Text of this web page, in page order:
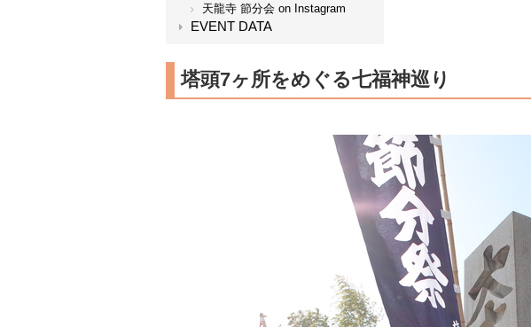
天龍寺 節分会 on Instagram
EVENT DATA
塔頭7ヶ所をめぐる七福神巡り